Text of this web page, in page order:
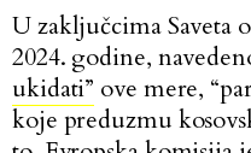
U zaključcima Saveta
2024. godine,
ukidati” ove mere,
koje preduzmu